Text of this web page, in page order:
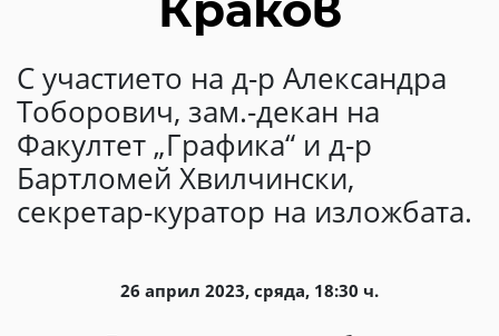
С участието на д-р Александра
Тоборович, зам.-декан на
Факултет „Графика“ и д-р
Бартломей Хвилчински,
секретар-куратор на изложбата.
26 април 2023, сряда, 18:30 ч.